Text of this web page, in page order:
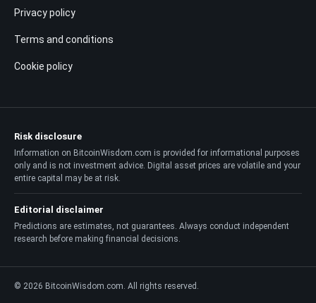
Privacy policy
Terms and conditions
Cookie policy
Risk disclosure
Information on BitcoinWisdom.com is provided for informational purposes
only and is not investment advice. Digital asset prices are volatile and your
entire capital may be at risk.
Editorial disclaimer
Predictions are estimates, not guarantees. Always conduct independent
research before making financial decisions.
© 2026 BitcoinWisdom.com. All rights reserved.